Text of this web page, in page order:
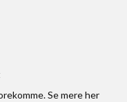
Se mereher